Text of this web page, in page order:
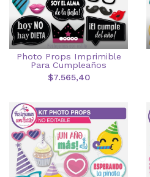
Photo Props Imprimible
Para Cumpleaños
$7.565,40